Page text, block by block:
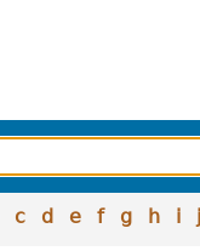
c d e f g h i j